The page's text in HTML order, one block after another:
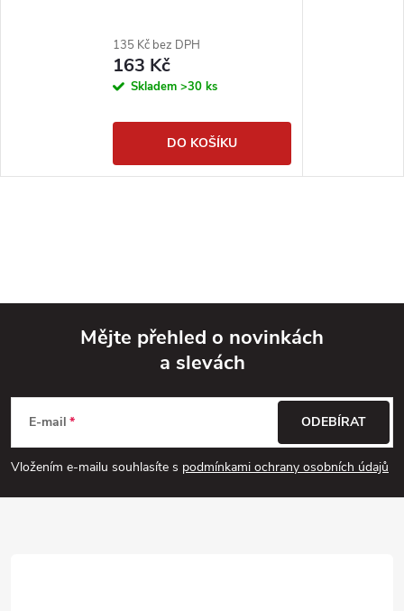
135 Kč bez DPH
163 Kč
Skladem >30 ks
DO KOŠÍKU
p
a
Mějte přehled o novinkách
a slevách
E-mail
Vložením e-mailu souhlasíte s podmínkami ochrany osobních údajů
ODEBÍRAT